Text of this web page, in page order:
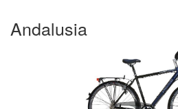
Andalusia